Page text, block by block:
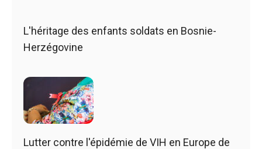
L'héritage des enfants soldats en Bosnie-
Herzégovine
Lutter contre l'épidémie de VIH en Europe de